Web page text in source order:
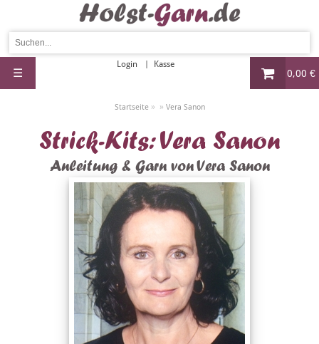
0,00 €
Login Kasse
☰
Startseite» » Vera Sanon
Strick-Kits: Vera Sanon
Anleitung & Garn von Vera Sanon